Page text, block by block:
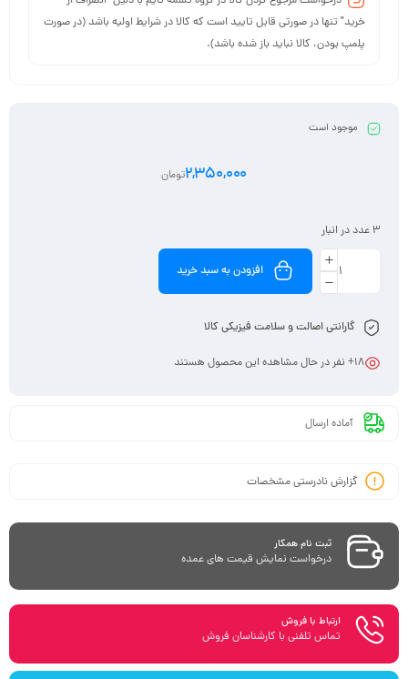
خرید" تنها در صورتی قابل تایید است که کالا در شرایط اولیه باشد (در صورت
پلمپ بودن، کالا نباید باز شده باشد).
موجود است
2,350,000تومان
3 عدد در انبار
افزودن به سبد خرید
گارانتی اصالت و سلامت فیزیکی کالا
18+ نفر در حال مشاهده این محصول هستند
آماده ارسال
گزارش نادرستی مشخصات
ثبت نام همکار
درخواست نمایش قیمت های عمده
ارتباط با فروش
تماس تلفنی با کارشناسان فروش